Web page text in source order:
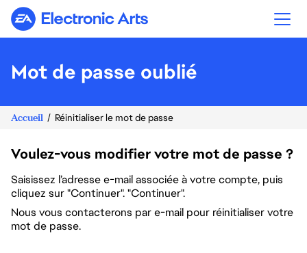
Electronic Arts
Mot de passe oublié
Accueil Réinitialiser le mot de passe
Voulez-vous modifier votre mot de passe ?
Saisissez l’adresse e-mail associée à votre compte, puis
cliquez sur "Continuer". "Continuer".
Nous vous contacterons par e-mail pour réinitialiser votre
mot de passe.